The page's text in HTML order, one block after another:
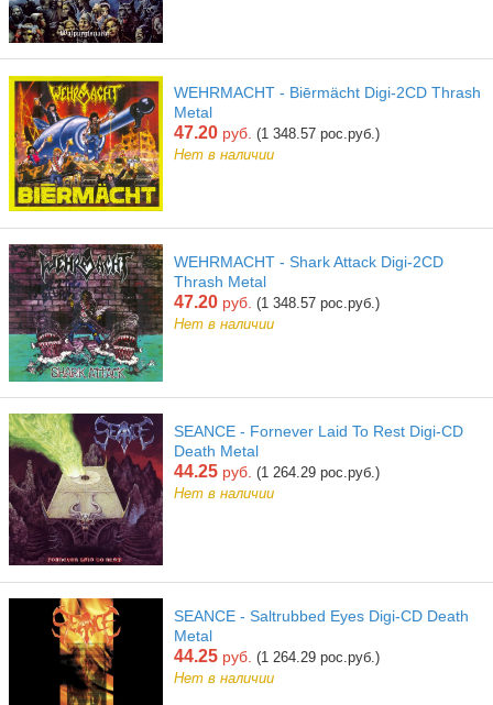
WEHRMACHT - Biērmächt Digi-2CD Thrash
Metal
47.20 руб. (1 348.57 рос.руб.)
Нет в наличии
WEHRMACHT - Shark Attack Digi-2CD
Thrash Metal
47.20 руб. (1 348.57 рос.руб.)
Нет в наличии
SEANCE - Fornever Laid To Rest Digi-CD
Death Metal
44.25 руб. (1 264.29 рос.руб.)
Нет в наличии
SEANCE - Saltrubbed Eyes Digi-CD Death
Metal
44.25 руб. (1 264.29 рос.руб.)
Нет в наличии